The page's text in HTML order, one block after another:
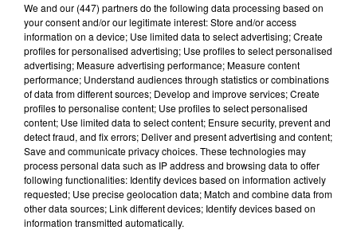
Lecture (4 min 40 sec)
100%
We and our (447) partnersdo the following data processing based on
your consent and/or our legitimate interest: Store and/or access
information on a device; Use limited data to select advertising; Create
profiles for personalised advertising; Use profiles to select personalised
advertising; Measure advertising performance; Measure content
performance; Understand audiences through statistics or combinations
of data from different sources; Develop and improve services; Create
profiles to personalise content; Use profiles to select personalised
content; Use limited data to select content; Ensure security, prevent and
detect fraud, and fix errors; Deliver and present advertising and content;
Save and communicate privacy choices. These technologies may
process personal data such as IP address and browsing data to offer
following functionalities: Identify devices based on information actively
requested; Use precise geolocation data; Match and combine data from
other data sources; Link different devices; Identify devices based on
information transmitted automatically.